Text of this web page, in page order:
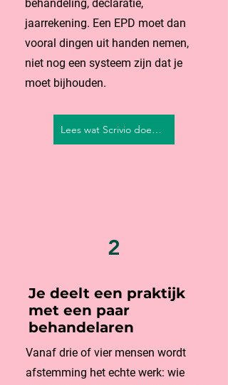
behandeling, declaratie,
jaarrekening. Een EPD moet dan
vooral dingen uit handen nemen,
niet nog een systeem zijn dat je
moet bijhouden.
Lees wat Scrivio doet voor je praktijk →
2
Je deelt een praktijk
met een paar
behandelaren
Vanaf drie of vier mensen wordt
afstemming het echte werk: wie